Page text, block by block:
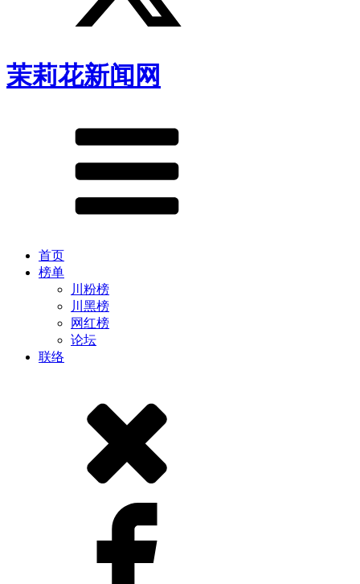
茉莉花新闻网
首页
榜单
川粉榜
川黑榜
网红榜
论坛
联络